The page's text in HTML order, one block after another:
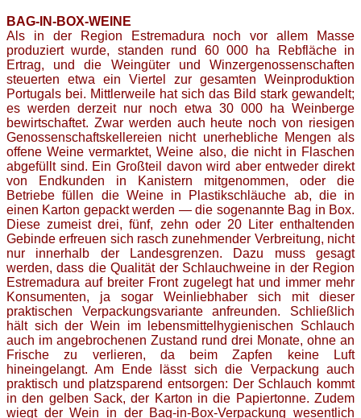
BAG-IN-BOX-WEINE
Als in der Region Estremadura noch vor allem Masse
produziert wurde, standen rund 60 000 ha Rebfläche in
Ertrag, und die Weingüter und Winzergenossenschaften
steuerten etwa ein Viertel zur gesamten Weinproduktion
Portugals bei. Mittlerweile hat sich das Bild stark gewandelt;
es werden derzeit nur noch etwa 30 000 ha Weinberge
bewirtschaftet. Zwar werden auch heute noch von riesigen
Genossenschaftskellereien nicht unerhebliche Mengen als
offene Weine vermarktet, Weine also, die nicht in Flaschen
abgefüllt sind. Ein Großteil davon wird aber entweder direkt
von Endkunden in Kanistern mitgenommen, oder die
Betriebe füllen die Weine in Plastikschläuche ab, die in
einen Karton gepackt werden — die sogenannte Bag in Box.
Diese zumeist drei, fünf, zehn oder 20 Liter enthaltenden
Gebinde erfreuen sich rasch zunehmender Verbreitung, nicht
nur innerhalb der Landesgrenzen. Dazu muss gesagt
werden, dass die Qualität der Schlauchweine in der Region
Estremadura auf breiter Front zugelegt hat und immer mehr
Konsumenten, ja sogar Weinliebhaber sich mit dieser
praktischen Verpackungsvariante anfreunden. Schließlich
hält sich der Wein im lebensmittelhygienischen Schlauch
auch im angebrochenen Zustand rund drei Monate, ohne an
Frische zu verlieren, da beim Zapfen keine Luft
hineingelangt. Am Ende lässt sich die Verpackung auch
praktisch und platzsparend entsorgen: Der Schlauch kommt
in den gelben Sack, der Karton in die Papiertonne. Zudem
wiegt der Wein in der Bag-in-Box-Verpackung wesentlich